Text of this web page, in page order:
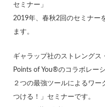
セミナー」
2019年、春秋2回のセミナー
ます。
ギャラップ社のストレングス
Points of You®のコラボレーシ
２つの最強ツールによるワ
つける！」セミナーです。